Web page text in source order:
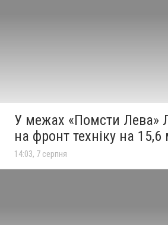
У межах «Помсти Лева»
на фронт техніку на
14:03, 7 серпня